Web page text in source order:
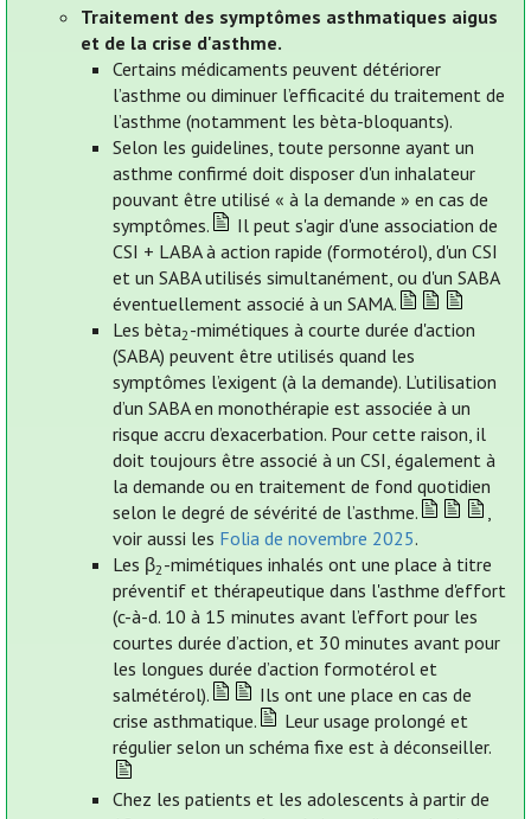
Traitement des symptômes asthmatiques aigus
et de la crise d'asthme.
Certains médicaments peuvent détériorer
l’asthme ou diminuer l’efficacité du traitement de
l’asthme (notamment les bèta-bloquants).
Selon les guidelines, toute personne ayant un
asthme confirmé doit disposer d'un inhalateur
pouvant être utilisé « à la demande » en cas de
symptômes.
Il peut s'agir d'une association de
CSI + LABA à action rapide (formotérol), d'un CSI
et un SABA utilisés simultanément, ou d'un SABA
éventuellement associé à un SAMA.
Les bèta2-mimétiques à courte durée d'action
(SABA) peuvent être utilisés quand les
symptômes l’exigent (à la demande). L’utilisation
d’un SABA en monothérapie est associée à un
risque accru d’exacerbation. Pour cette raison, il
doit toujours être associé à un CSI, également à
la demande ou en traitement de fond quotidien
selon le degré de sévérité de l’asthme.
,
voir aussi les Folia de novembre 2025.
Les β2-mimétiques inhalés ont une place à titre
préventif et thérapeutique dans l'asthme d'effort
(c-à-d. 10 à 15 minutes avant l’effort pour les
courtes durée d’action, et 30 minutes avant pour
les longues durée d’action formotérol et
salmétérol).
Ils ont une place en cas de
crise asthmatique.
Leur usage prolongé et
régulier selon un schéma fixe est à déconseiller.
Chez les patients et les adolescents à partir de